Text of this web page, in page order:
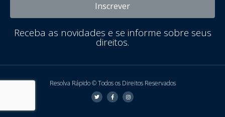
Inscrever
Receba as novidades e se informe sobre seus
direitos.
Resolva Rápido © Todos os Direitos Reservados